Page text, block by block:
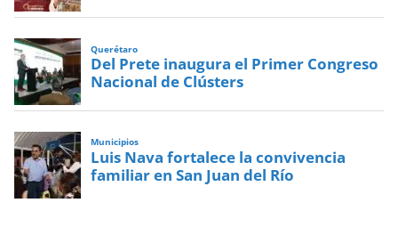
Querétaro
Del Prete inaugura el Primer Congreso
Nacional de Clústers
Municipios
Luis Nava fortalece la convivencia
familiar en San Juan del Río